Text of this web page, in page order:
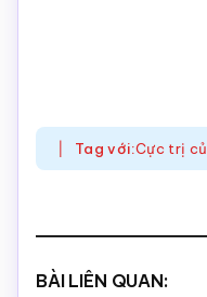
Tag với:Cực trị
BÀI LIÊN QUAN: